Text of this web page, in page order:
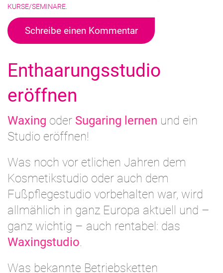
KURSE/SEMINARE
Schreibe einen Kommentar
Enthaarungsstudio
eröffnen
Waxing oder Sugaring lernen und ein
Studio eröffnen!
Was noch vor etlichen Jahren dem
Kosmetikstudio oder auch dem
Fußpflegestudio vorbehalten war, wird
allmählich in ganz Europa aktuell und –
ganz wichtig – auch rentabel: das
Waxingstudio.
Was bekannte Betriebsketten